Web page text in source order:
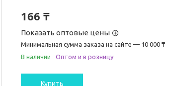
166 ₸
Показать оптовые цены
Минимальная сумма заказа на сайте — 10 000 ₸
В наличии
Оптом и в розницу
Купить